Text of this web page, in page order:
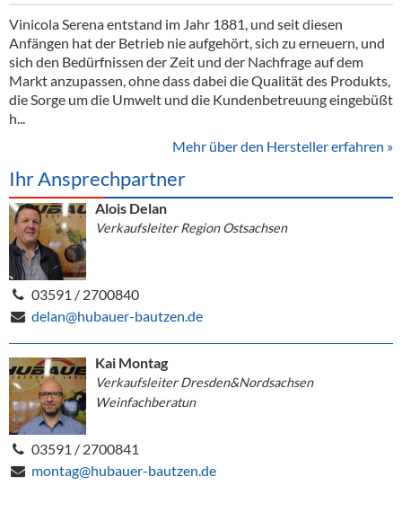
Vinicola Serena entstand im Jahr 1881, und seit diesen
Anfängen hat der Betrieb nie aufgehört, sich zu erneuern, und
sich den Bedürfnissen der Zeit und der Nachfrage auf dem
Markt anzupassen, ohne dass dabei die Qualität des Produkts,
die Sorge um die Umwelt und die Kundenbetreuung eingebüßt
h...
Mehr über den Hersteller erfahren »
Ihr Ansprechpartner
Alois Delan
Verkaufsleiter Region Ostsachsen
03591 / 2700840
delan@hubauer-bautzen.de
Kai Montag
Verkaufsleiter Dresden&Nordsachsen
Weinfachberatun
03591 / 2700841
montag@hubauer-bautzen.de